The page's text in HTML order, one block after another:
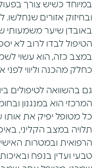
במיוחד כשיש צורך
ובחיזוק אזורים
באובדן שיער משמעותי
הטיפול לבדו לרוב לא
במצב כזה, הוא עשוי
כחלק מהכנה וליווי לפני
המרכזי הוא במנגנון
כל מטופל יפיק את
תלויה במצב הקליני,
הרפואית ובמטרות
טבעי ועדין בנפח